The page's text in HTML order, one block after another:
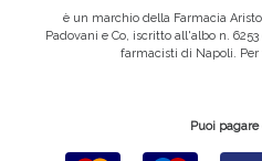
è un marchio della Farmacia
Padovani e Co, iscritto all'albo n.
farmacisti di Napoli. Per
Puoi pagare